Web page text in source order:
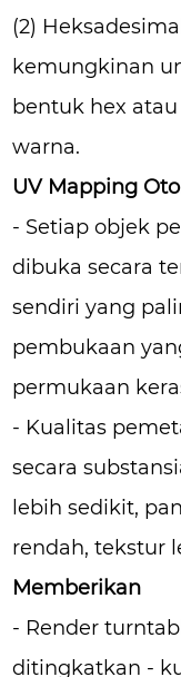
(2)
kemungkinan
bentuk hex
warna.
UV Mapping
- Setiap objek
dibuka secara
sendiri yang
pembukaan
permukaan
- Kualitas
secara
lebih sedikit,
rendah, tekstur
Memberikan
- Render
ditingkatkan -